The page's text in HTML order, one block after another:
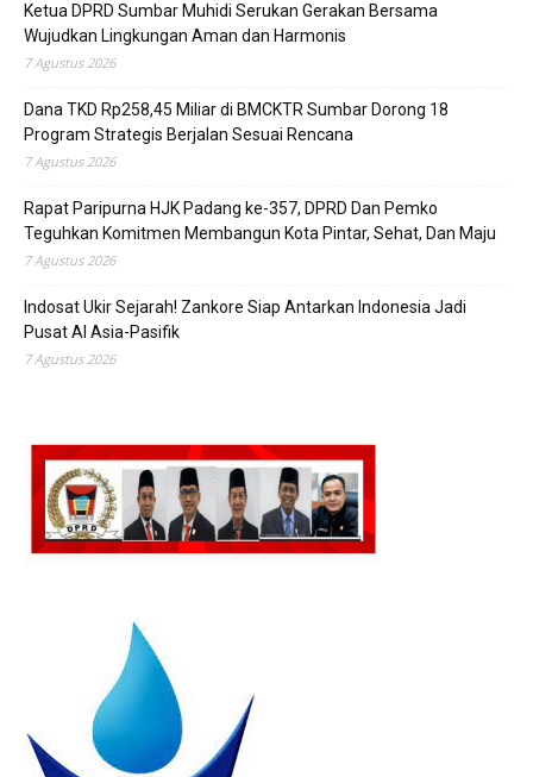
Ketua DPRD Sumbar Muhidi Serukan Gerakan Bersama
Wujudkan Lingkungan Aman dan Harmonis
7 Agustus 2026
Dana TKD Rp258,45 Miliar di BMCKTR Sumbar Dorong 18
Program Strategis Berjalan Sesuai Rencana
7 Agustus 2026
Rapat Paripurna HJK Padang ke-357, DPRD Dan Pemko
Teguhkan Komitmen Membangun Kota Pintar, Sehat, Dan Maju
7 Agustus 2026
Indosat Ukir Sejarah! Zankore Siap Antarkan Indonesia Jadi
Pusat AI Asia-Pasifik
7 Agustus 2026